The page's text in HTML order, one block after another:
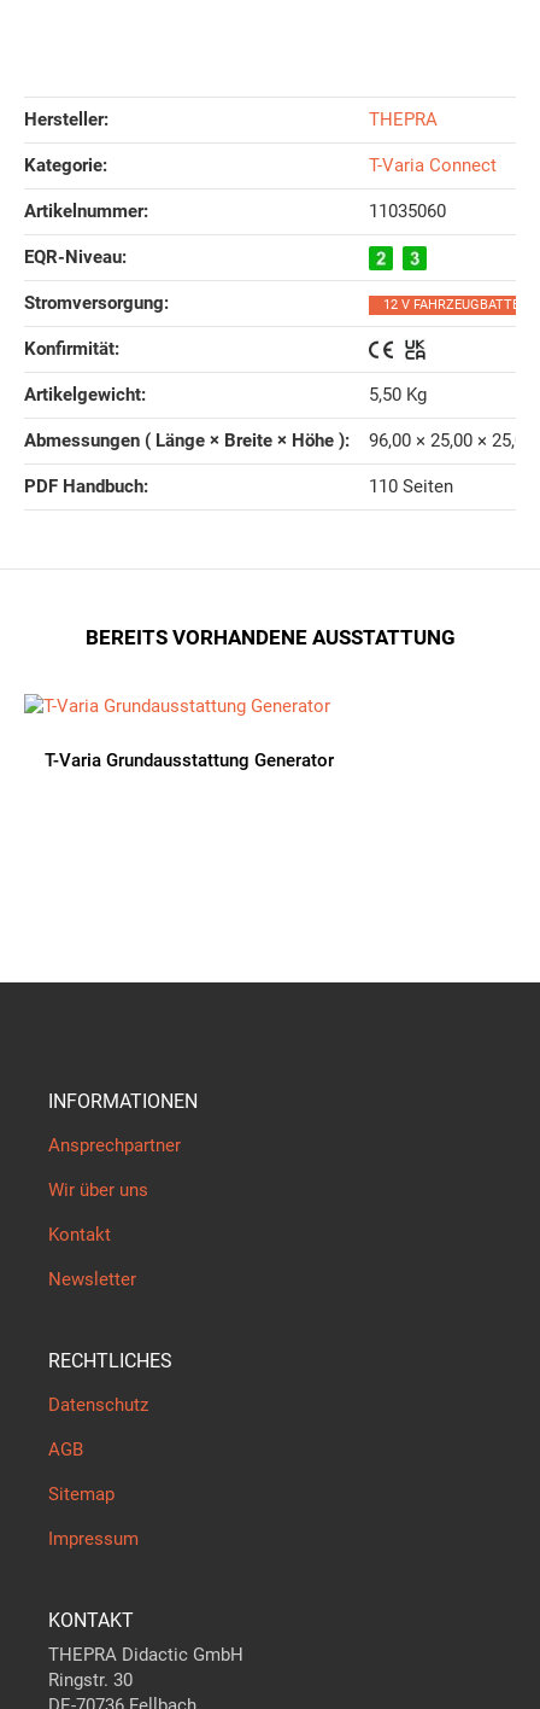
Hersteller: THEPRA
Kategorie: T-Varia Connect
Artikelnummer: 11035060
EQR-Niveau‍:
Stromversorgung‍: 12 V FAHRZEUGBATTERIE
Konfirmität‍:
Artikelgewicht‍: 5,50 Kg
Abmessungen ( Länge × Breite × Höhe )‍: 96,00 × 25,00 ×
PDF Handbuch‍: 110 Seiten
BEREITS VORHANDENE AUSSTATTUNG
T-Varia Grundausstattung Generator
INFORMATIONEN
Ansprechpartner
Wir über uns
Kontakt
Newsletter
RECHTLICHES
Datenschutz
AGB
Sitemap
Impressum
KONTAKT
THEPRA Didactic GmbH
Ringstr. 30